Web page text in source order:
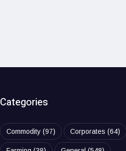
Categories
Commodity(97) Corporates (64)